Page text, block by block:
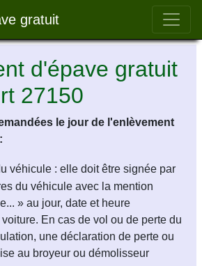
gratuit Bar
d'épave gratuit
27150
le jour de l'enlèvement
véhicule : elle doit être signée par
du véhicule avec la mention
» au jour, date et heure
En cas de vol ou de perte du
une déclaration de perte ou
au broyeur ou démolisseur